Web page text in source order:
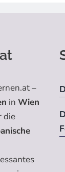
–
in Wien
die